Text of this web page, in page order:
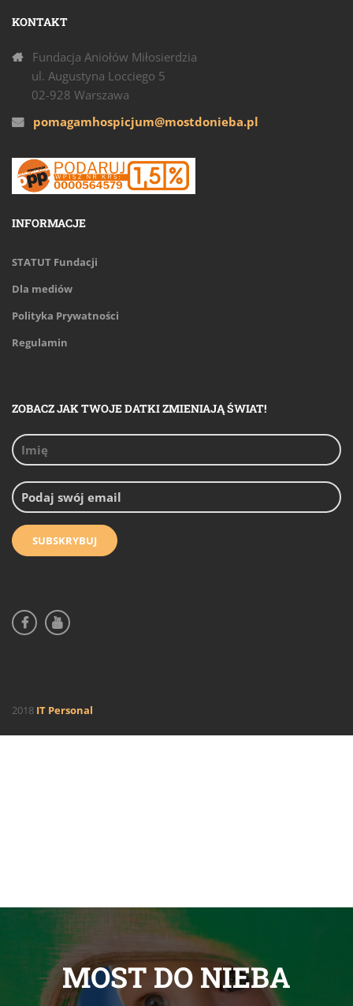
KONTAKT
Fundacja Aniołów Miłosierdzia
ul. Augustyna Locciego 5
02-928 Warszawa
pomagamhospicjum@mostdonieba.pl
INFORMACJE
STATUT Fundacji
Dla mediów
Polityka Prywatności
Regulamin
ZOBACZ JAK TWOJE DATKI ZMIENIAJĄ ŚWIAT!
2018 IT Personal
MOST DO NIEBA